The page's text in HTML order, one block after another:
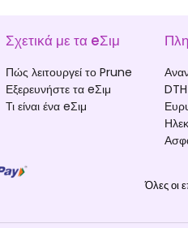
Σχετικά με τα eΣιμ
Πώς λειτουργεί το Prune
Εξερευνήστε τα eΣιμ
Τι είναι ένα eΣιμ
DTH
Όλες οι